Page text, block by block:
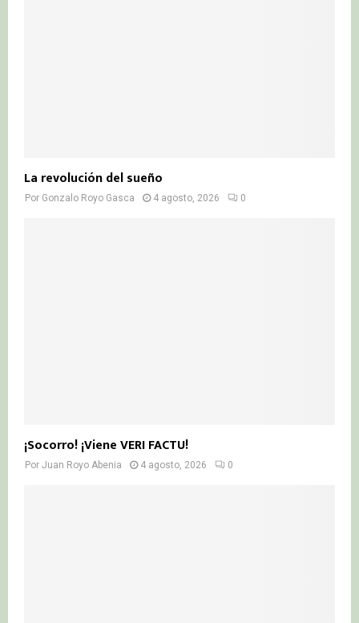
La revolución del sueño
Por Gonzalo Royo Gasca 4 agosto, 2026 0
¡Socorro! ¡Viene VERI FACTU!
Por Juan Royo Abenia 4 agosto, 2026 0